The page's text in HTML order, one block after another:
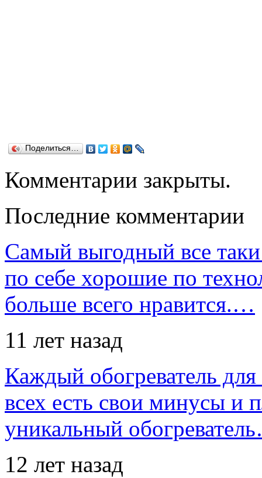
Поделиться…
Комментарии закрыты.
Последние комментарии
Самый выгодный все таки
по себе хорошие по
больше всего нравится.…
11 лет назад
Каждый обогреватель
всех есть свои минусы и
уникальный
12 лет назад